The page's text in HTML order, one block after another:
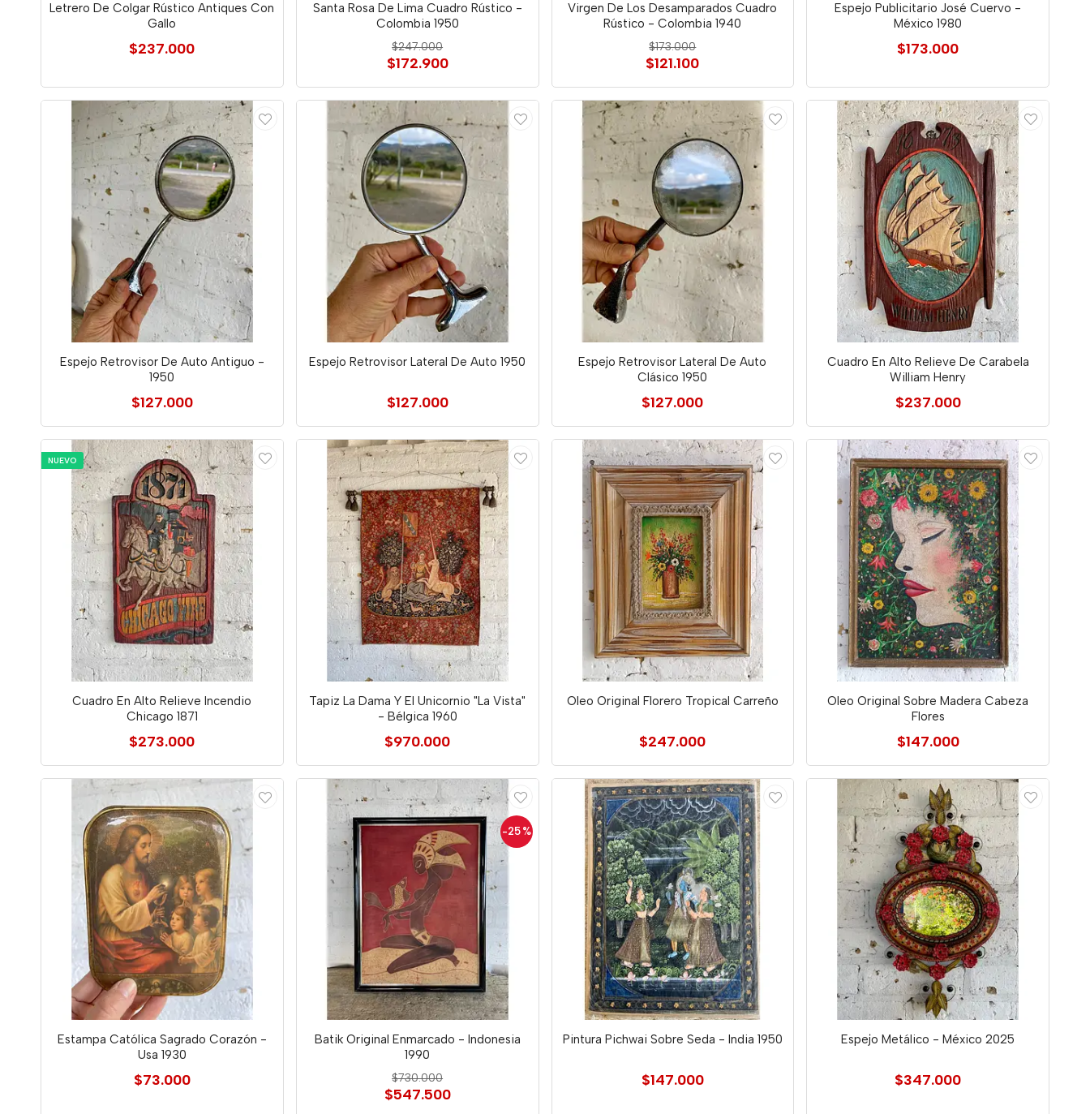
Letrero De Colgar Rústico Antiques Con
Gallo
$237.000
Santa Rosa De Lima Cuadro Rústico -
Colombia 1950
$247.000
$172.900
Virgen De Los Desamparados Cuadro
Rústico - Colombia 1940
$173.000
$121.100
Espejo Publicitario José Cuervo -
México 1980
$173.000
Espejo Retrovisor De Auto Antiguo -
1950
$127.000
Espejo Retrovisor Lateral De Auto 1950
$127.000
Espejo Retrovisor Lateral De Auto
Clásico 1950
$127.000
Cuadro En Alto Relieve De Carabela
William Henry
$237.000
NUEVO
Cuadro En Alto Relieve Incendio
Chicago 1871
$273.000
Tapiz La Dama Y El Unicornio "La Vista"
- Bélgica 1960
$970.000
Oleo Original Florero Tropical Carreño
$247.000
Oleo Original Sobre Madera Cabeza
Flores
$147.000
Estampa Católica Sagrado Corazón -
Usa 1930
$73.000
-25 %
Batik Original Enmarcado - Indonesia
1990
$730.000
$547.500
Pintura Pichwai Sobre Seda - India 1950
$147.000
Espejo Metálico - México 2025
$347.000